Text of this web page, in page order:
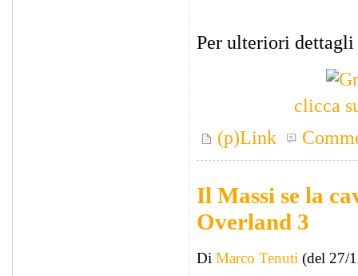
Per ulteriori
clicca
(p)Link
Il Massi se la
Overland 3
Di Marco Tenuti (del 27/